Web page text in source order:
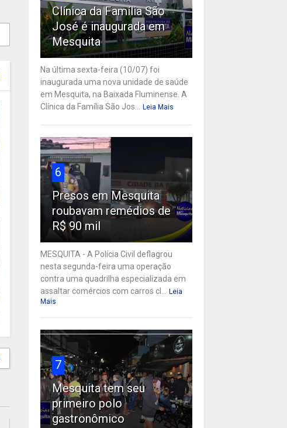
Clínica da Família São
José é inaugurada em
Mesquita
Na última sexta-feira (10/07) foi
inaugurada uma nova unidade de saúde
em Mesquita, na Baixada Fluminense. A
Clínica da Família São Jos... Leia Mais
6
Presos em Mesquita
roubavam remédios de
R$ 90 mil
MESQUITA - A Polícia Civil deflagrou
nesta segunda-feira uma operação
contra uma quadrilha especializada em
assaltar comércios com carros cl... Leia
Mais
7
Mesquita tem seu
primeiro polo
gastronômico